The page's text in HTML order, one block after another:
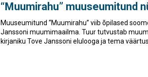
“Muumirahu” muuseumitund
Muuseumitund “Muumirahu” viib õpilased
Janssoni muumimaailma. Tuur tutvustab
kirjaniku Tove Janssoni elulooga ja tema